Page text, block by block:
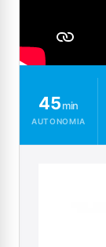
45min
AUTONOMIA